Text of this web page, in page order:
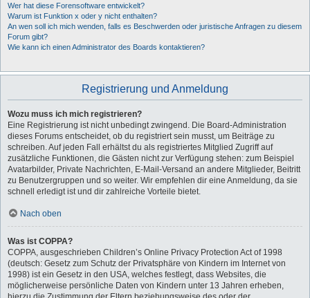
Wer hat diese Forensoftware entwickelt?
Warum ist Funktion x oder y nicht enthalten?
An wen soll ich mich wenden, falls es Beschwerden oder juristische Anfragen zu diesem
Forum gibt?
Wie kann ich einen Administrator des Boards kontaktieren?
Registrierung und Anmeldung
Wozu muss ich mich registrieren?
Eine Registrierung ist nicht unbedingt zwingend. Die Board-Administration
dieses Forums entscheidet, ob du registriert sein musst, um Beiträge zu
schreiben. Auf jeden Fall erhältst du als registriertes Mitglied Zugriff auf
zusätzliche Funktionen, die Gästen nicht zur Verfügung stehen: zum Beispiel
Avatarbilder, Private Nachrichten, E-Mail-Versand an andere Mitglieder, Beitritt
zu Benutzergruppen und so weiter. Wir empfehlen dir eine Anmeldung, da sie
schnell erledigt ist und dir zahlreiche Vorteile bietet.
Nach oben
Was ist COPPA?
COPPA, ausgeschrieben Children’s Online Privacy Protection Act of 1998
(deutsch: Gesetz zum Schutz der Privatsphäre von Kindern im Internet von
1998) ist ein Gesetz in den USA, welches festlegt, dass Websites, die
möglicherweise persönliche Daten von Kindern unter 13 Jahren erheben,